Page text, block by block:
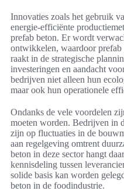
Innovaties zoals het gebruik
energie-efficiënte
prefab beton. Er wordt
ontwikkelen, waardoor prefab
raakt in de strategische
investeringen en aandacht
bedrijven niet alleen hun
maar ook hun operationele
Ondanks de vele voordelen
moeten worden. Bedrijven in
zijn op fluctuaties in de
aan regelgeving omtrent
beton in deze sector hangt
kennisdeling tussen
solide basis kan worden
beton in de foodindustrie.